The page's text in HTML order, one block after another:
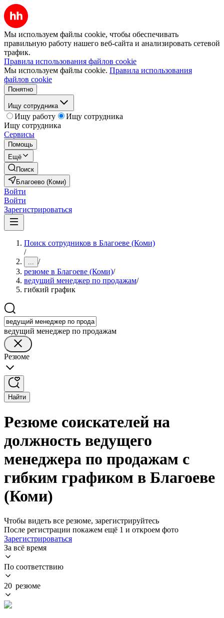
Мы используем файлы cookie, чтобы обеспечивать
правильную работу нашего веб-сайта и анализировать сетевой
трафик.
Правила использования файлов cookie
Мы используем файлы cookie. Правила использования
файлов cookie
Понятно
Ищу сотрудника
Ищу работу
Ищу сотрудника
Ищу сотрудника
Сервисы
Помощь
Ещё
Поиск
Благоево (Коми)
Войти
Войти
Зарегистрироваться
Поиск сотрудников в Благоеве (Коми)
/
... /
резюме в Благоеве (Коми)/
ведущий менеджер по продажам/
гибкий график
ведущий менеджер по продажам
Резюме
Найти
Резюме соискателей на
должность ведущего
менеджера по продажам с
гибким графиком в Благоеве
(Коми)
Чтобы видеть все резюме, зарегистрируйтесь
После регистрации покажем ещё 1 и откроем фото
Зарегистрироваться
За всё время
По соответствию
20 резюме